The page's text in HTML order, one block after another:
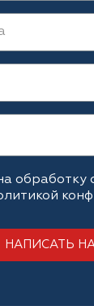
обработку
НАПИСАТЬ